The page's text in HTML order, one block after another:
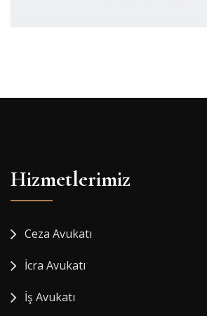
Hizmetlerimiz
Ceza Avukatı
İcra Avukatı
İş Avukatı